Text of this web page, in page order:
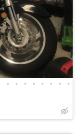
• • • • • • • •